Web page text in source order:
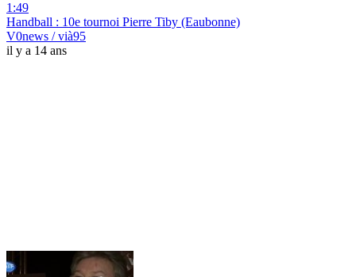
1:49
Handball : 10e tournoi Pierre Tiby (Eaubonne)
V0news / vià95
il y a 14 ans